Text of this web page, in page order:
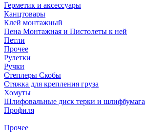
Герметик и аксессуары
Канцтовары
Клей монтажный
Пена Монтажная и Пистолеты к ней
Петли
Прочее
Рулетки
Ручки
Степлеры Скобы
Стяжка для крепления груза
Хомуты
Шлифовальные диск терки и шлифбумага
Профиля
Прочее